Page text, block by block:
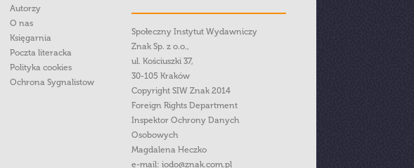
Autorzy
O nas
Księgarnia
Poczta literacka
Polityka cookies
Ochrona Sygnalistow
Społeczny Instytut Wydawniczy
Znak Sp. z o.o.,
ul. Kościuszki 37,
30-105 Kraków
Copyright SIW Znak 2014
Foreign Rights Department
Inspektor Ochrony Danych
Osobowych
Magdalena Heczko
e-mail: iodo@znak.com.pl